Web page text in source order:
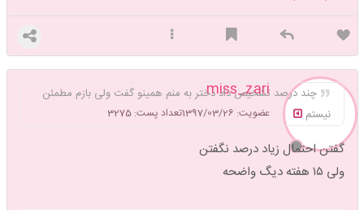
miss_zari
عضویت: 1397/03/26 تعداد پست: 3275
چند درصد تشخیص داد دختر به منم همینو گفت ولی بازم مطمئن
نیستم
گفتن احتمال زیاد درصد نگفتن
ولی ۱۵ هفته دیگ واضحه